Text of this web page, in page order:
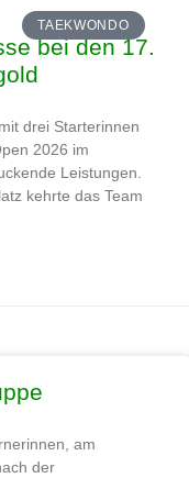
TAEKWONDO
bei den 17.
drei Starterinnen
2026 im
Leistungen.
kehrte das Team
am
der